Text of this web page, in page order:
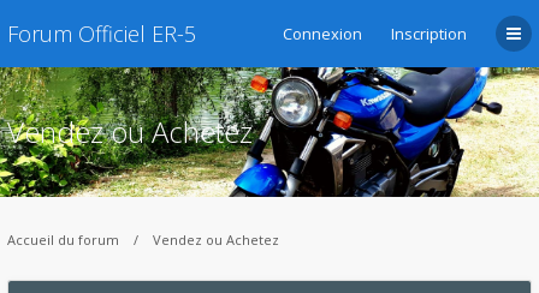
Forum Officiel ER-5 Connexion Inscription
Vendez ou Achetez
Accueil du forum Vendez ou Achetez